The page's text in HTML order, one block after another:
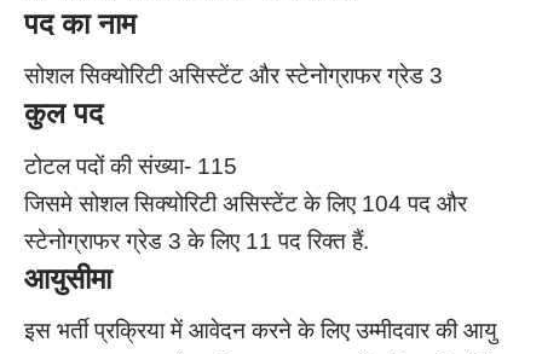
पद का नाम
सोशल सिक्योरिटी असिस्टेंट और स्टेनोग्राफर ग्रेड 3
कुल पद
टोटल पदों की संख्या- 115
जिसमे सोशल सिक्योरिटी असिस्टेंट के लिए 104 पद और
स्टेनोग्राफर ग्रेड 3 के लिए 11 पद रिक्त हैं.
आयुसीमा
इस भर्ती प्रक्रिया में आवेदन करने के लिए उम्मीदवार की आयु